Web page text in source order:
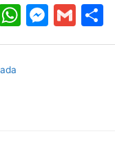
W
h
M
e
G
m